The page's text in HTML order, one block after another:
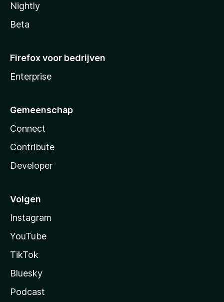
Nightly
Beta
Firefox voor bedrijven
Enterprise
Gemeenschap
Connect
Contribute
Developer
Volgen
Instagram
YouTube
TikTok
Bluesky
Podcast